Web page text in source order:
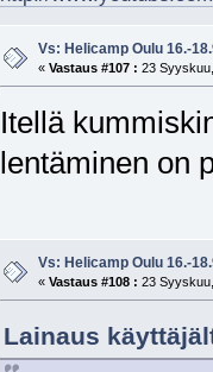
Vs: Helicamp Oulu 16.-
« Vastaus #107 : 23
Itellä
lentäminen on
Vs: Helicamp Oulu 16.-
« Vastaus #108 : 23
Lainaus